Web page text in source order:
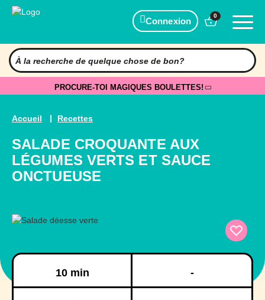
Connexion
0
PROCURE-TOI MAGIQUES BOULETTES!
Accueil Recettes
SALADE CROQUANTE AUX
LÉGUMES VERTS ET SAUCE
ONCTUEUSE
10 min -